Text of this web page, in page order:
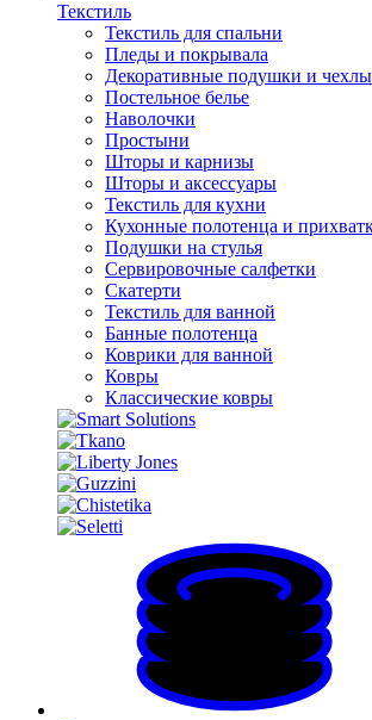
Текстиль
Текстиль для спальни
Пледы и покрывала
Декоративные подушки и чехлы
Постельное белье
Наволочки
Простыни
Шторы и карнизы
Шторы и аксессуары
Текстиль для кухни
Кухонные полотенца и
Подушки на стулья
Сервировочные салфетки
Скатерти
Текстиль для ванной
Банные полотенца
Коврики для ванной
Ковры
Классические ковры